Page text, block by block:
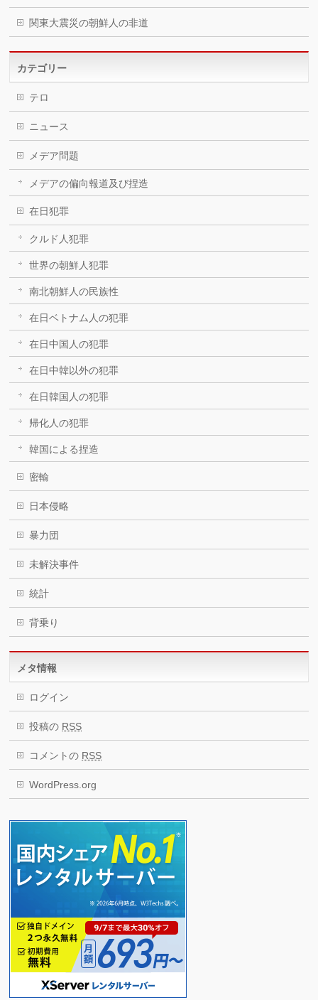
関東大震災の朝鮮人の非道
カテゴリー
テロ
ニュース
メデア問題
メデアの偏向報道及び捏造
在日犯罪
クルド人犯罪
世界の朝鮮人犯罪
南北朝鮮人の民族性
在日ベトナム人の犯罪
在日中国人の犯罪
在日中韓以外の犯罪
在日韓国人の犯罪
帰化人の犯罪
韓国による捏造
密輸
日本侵略
暴力団
未解決事件
統計
背乗り
メタ情報
ログイン
投稿の RSS
コメントの RSS
WordPress.org